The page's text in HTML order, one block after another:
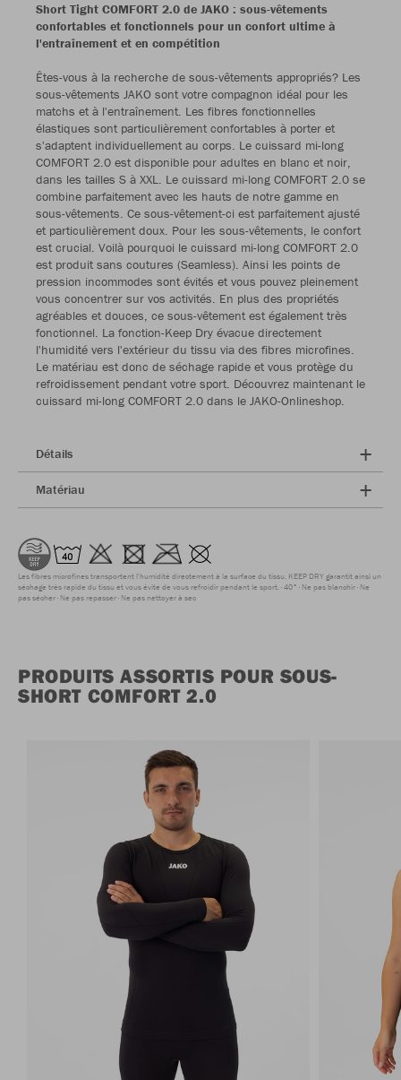
Short Tight COMFORT 2.0 de JAKO : sous-vêtements
confortables et fonctionnels pour un confort ultime à
l'entraînement et en compétition
Êtes-vous à la recherche de sous-vêtements appropriés? Les
sous-vêtements JAKO sont votre compagnon idéal pour les
matchs et à l'entraînement. Les fibres fonctionnelles
élastiques sont particulièrement confortables à porter et
s'adaptent individuellement au corps. Le cuissard mi-long
COMFORT 2.0 est disponible pour adultes en blanc et noir,
dans les tailles S à XXL. Le cuissard mi-long COMFORT 2.0 se
combine parfaitement avec les hauts de notre gamme en
sous-vêtements. Ce sous-vêtement-ci est parfaitement ajusté
et particulièrement doux. Pour les sous-vêtements, le confort
est crucial. Voilà pourquoi le cuissard mi-long COMFORT 2.0
est produit sans coutures (Seamless). Ainsi les points de
pression incommodes sont évités et vous pouvez pleinement
vous concentrer sur vos activités. En plus des propriétés
agréables et douces, ce sous-vêtement est également très
fonctionnel. La fonction-Keep Dry évacue directement
l'humidité vers l'extérieur du tissu via des fibres microfines.
Le matériau est donc de séchage rapide et vous protège du
refroidissement pendant votre sport. Découvrez maintenant le
cuissard mi-long COMFORT 2.0 dans le JAKO-Onlineshop.
Détails
Matériau
Les fibres microfines transportent l'humidité directement à la surface du tissu. KEEP DRY garantit ainsi un
séchage très rapide du tissu et vous évite de vous refroidir pendant le sport. 40° Ne pas blanchir Ne
pas sécher Ne pas repasser Ne pas nettoyer à sec
PRODUITS ASSORTIS POUR SOUS-
SHORT COMFORT 2.0